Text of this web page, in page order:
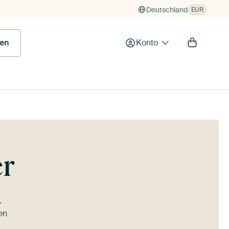
Deutschland EUR
Konto